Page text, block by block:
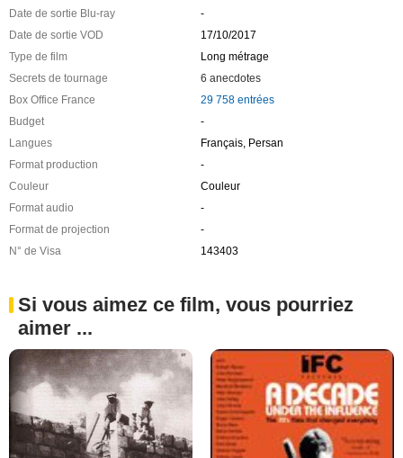
Date de sortie Blu-ray
-
Date de sortie VOD
17/10/2017
Type de film
Long métrage
Secrets de tournage
6 anecdotes
Box Office France
29 758 entrées
Budget
-
Langues
Français, Persan
Format production
-
Couleur
Couleur
Format audio
-
Format de projection
-
N° de Visa
143403
Si vous aimez ce film, vous pourriez
aimer ...